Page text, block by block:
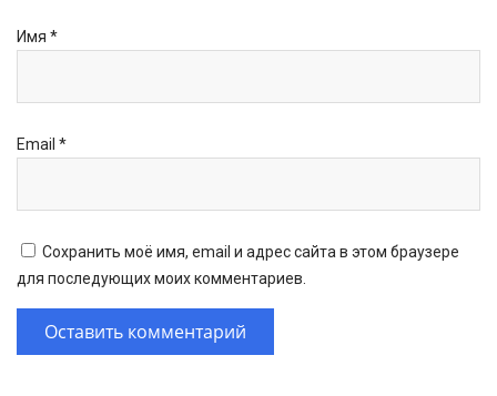
Имя *
Email *
Сохранить моё имя, email и адрес сайта в этом браузере
для последующих моих комментариев.